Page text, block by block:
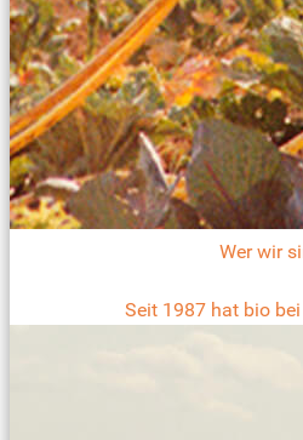
Wer wir
Seit 1987 hat bio